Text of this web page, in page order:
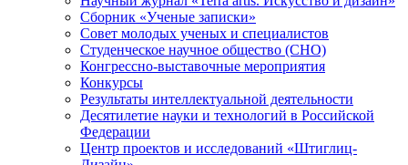
Сборник «Ученые записки»
Совет молодых ученых и специалистов
Студенческое научное общество (СНО)
Конгрессно-выставочные мероприятия
Конкурсы
Результаты интеллектуальной деятельности
Десятилетие науки и технологий в Российской
Федерации
Центр проектов и исследований «Штиглиц-